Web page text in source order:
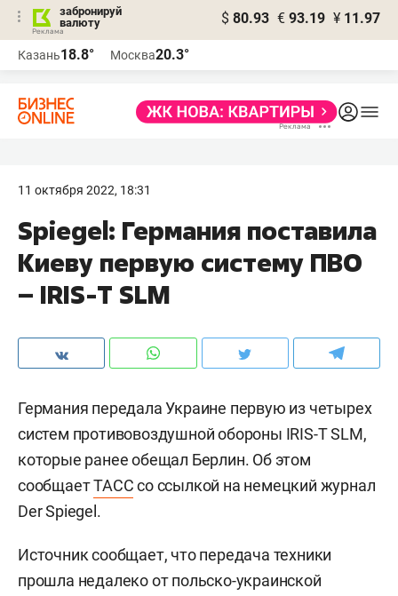
забронируй
валюту
$ 80.93 € 93.19 ¥ 11.97
Казань18.8° Москва20.3°
11 октября 2022, 18:31
Spiegel: Германия поставила
Киеву первую систему ПВО
– IRIS-T SLM
Германия передала Украине первую из четырех
систем противовоздушной обороны IRIS-T SLM,
которые ранее обещал Берлин. Об этом
сообщаетТАССсо ссылкой на немецкий журнал
Der Spiegel.
Источник сообщает, что передача техники
прошла недалеко от польско-украинской